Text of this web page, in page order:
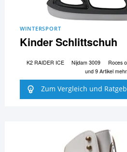
WINTERSPORT
Kinder Schlittschuh
K2 RAIDER ICE Nijdam 3009 Roces
und 9 Artikel
Zum Vergleich und